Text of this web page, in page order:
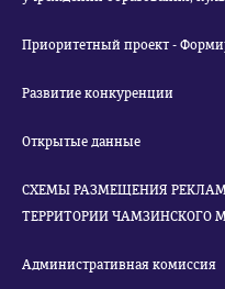
Приоритетный проект -
Развитие конкуренции
Открытые данные
СХЕМЫ РАЗМЕЩЕНИЯ
ТЕРРИТОРИИ ЧАМЗИНСКОГО
Административная комиссия